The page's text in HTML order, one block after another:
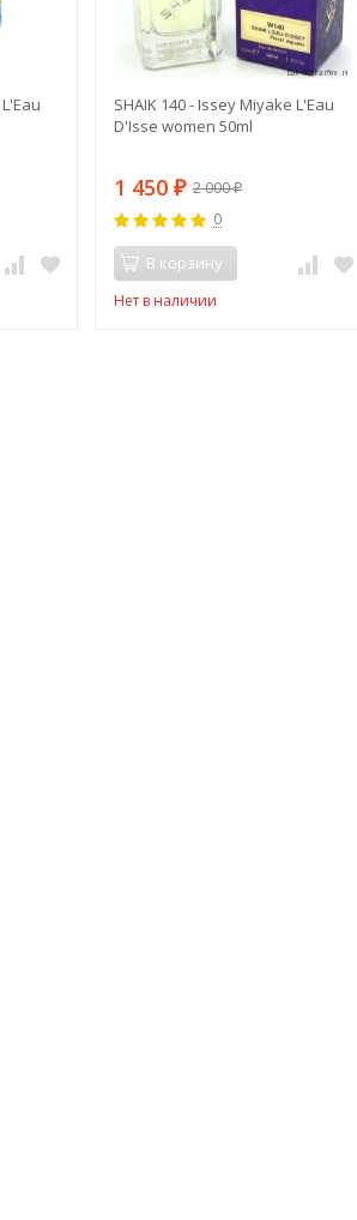
SHAIK 140 - Issey Miyake L'Eau
D'Isse women 50ml
1 450 ₽ 2 000₽
0
В корзину
Нет в наличии